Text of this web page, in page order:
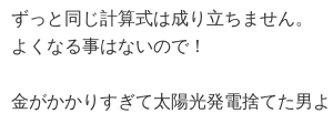
ずっと同じ計算式は成り立ちません。
よくなる事はないので！
金がかかりすぎて太陽光発電捨てた男よ